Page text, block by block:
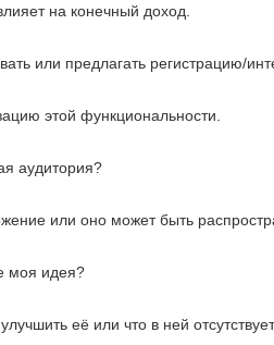
на конечный доход.
или предлагать регистрацию/
этой функциональности.
аудитория?
или оно может быть
моя идея?
её или что в ней